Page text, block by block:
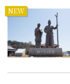
NEW